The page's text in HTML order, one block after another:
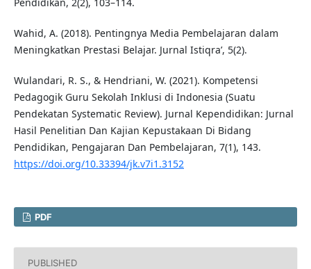
Pendidikan, 2(2), 103–114.
Wahid, A. (2018). Pentingnya Media Pembelajaran dalam
Meningkatkan Prestasi Belajar. Jurnal Istiqra’, 5(2).
Wulandari, R. S., & Hendriani, W. (2021). Kompetensi
Pedagogik Guru Sekolah Inklusi di Indonesia (Suatu
Pendekatan Systematic Review). Jurnal Kependidikan: Jurnal
Hasil Penelitian Dan Kajian Kepustakaan Di Bidang
Pendidikan, Pengajaran Dan Pembelajaran, 7(1), 143.
https://doi.org/10.33394/jk.v7i1.3152
PDF
PUBLISHED